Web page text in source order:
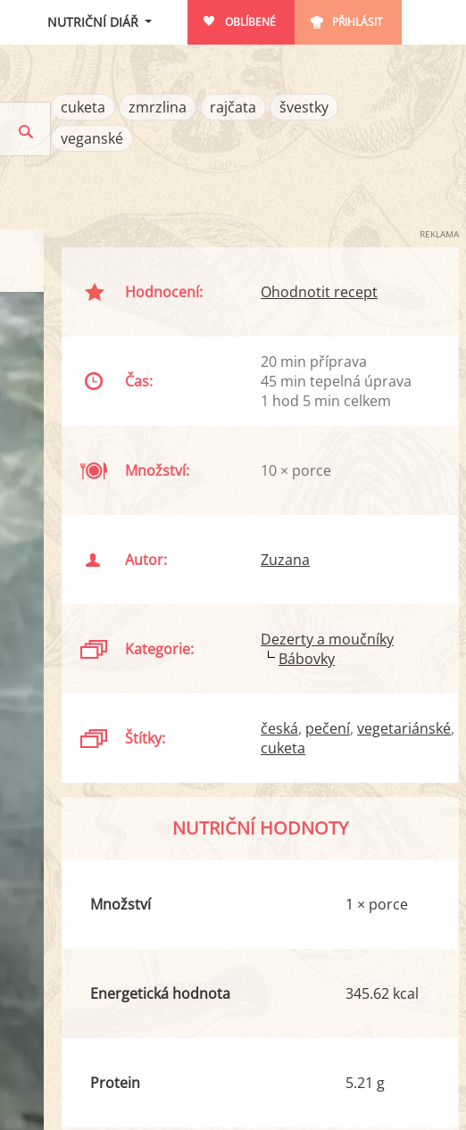
NUTRIČNÍ DIÁŘ OBLÍBENÉ PŘIHLÁSIT
cuketa
zmrzlina rajčata
švestky
veganské
REKLAMA
Hodnocení: Ohodnotit recept
Čas:
20 min příprava
45 min tepelná úprava
1 hod 5 min celkem
Množství: 10 × porce
Autor: Zuzana
Kategorie:
Dezerty a moučníky
Bábovky
Štítky: česká pečení vegetariánské
cuketa
NUTRIČNÍ HODNOTY
Množství 1 × porce
Energetická hodnota 345.62 kcal
Protein 5.21 g